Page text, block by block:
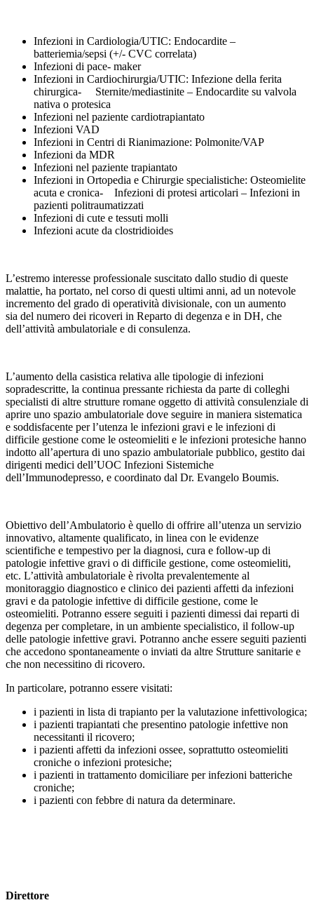
Infezioni in Cardiologia/UTIC: Endocardite –
batteriemia/sepsi (+/- CVC correlata)
Infezioni di pace- maker
Infezioni in Cardiochirurgia/UTIC: Infezione della ferita
chirurgica- Sternite/mediastinite – Endocardite su valvola
nativa o protesica
Infezioni nel paziente cardiotrapiantato
Infezioni VAD
Infezioni in Centri di Rianimazione: Polmonite/VAP
Infezioni da MDR
Infezioni nel paziente trapiantato
Infezioni in Ortopedia e Chirurgie specialistiche: Osteomielite
acuta e cronica- Infezioni di protesi articolari – Infezioni in
pazienti politraumatizzati
Infezioni di cute e tessuti molli
Infezioni acute da clostridioides
L’estremo interesse professionale suscitato dallo studio di queste
malattie, ha portato, nel corso di questi ultimi anni, ad un notevole
incremento del grado di operatività divisionale, con un aumento
sia del numero dei ricoveri in Reparto di degenza e in DH, che
dell’attività ambulatoriale e di consulenza.
L’aumento della casistica relativa alle tipologie di infezioni
sopradescritte, la continua pressante richiesta da parte di colleghi
specialisti di altre strutture romane oggetto di attività consulenziale di
aprire uno spazio ambulatoriale dove seguire in maniera sistematica
e soddisfacente per l’utenza le infezioni gravi e le infezioni di
difficile gestione come le osteomieliti e le infezioni protesiche hanno
indotto all’apertura di uno spazio ambulatoriale pubblico, gestito dai
dirigenti medici dell’UOC Infezioni Sistemiche
dell’Immunodepresso, e coordinato dal Dr. Evangelo Boumis.
Obiettivo dell’Ambulatorio è quello di offrire all’utenza un servizio
innovativo, altamente qualificato, in linea con le evidenze
scientifiche e tempestivo per la diagnosi, cura e follow-up di
patologie infettive gravi o di difficile gestione, come osteomieliti,
etc. L’attività ambulatoriale è rivolta prevalentemente al
monitoraggio diagnostico e clinico dei pazienti affetti da infezioni
gravi e da patologie infettive di difficile gestione, come le
osteomieliti. Potranno essere seguiti i pazienti dimessi dai reparti di
degenza per completare, in un ambiente specialistico, il follow-up
delle patologie infettive gravi. Potranno anche essere seguiti pazienti
che accedono spontaneamente o inviati da altre Strutture sanitarie e
che non necessitino di ricovero.
In particolare, potranno essere visitati:
i pazienti in lista di trapianto per la valutazione infettivologica;
i pazienti trapiantati che presentino patologie infettive non
necessitanti il ricovero;
i pazienti affetti da infezioni ossee, soprattutto osteomieliti
croniche o infezioni protesiche;
i pazienti in trattamento domiciliare per infezioni batteriche
croniche;
i pazienti con febbre di natura da determinare.
Direttore